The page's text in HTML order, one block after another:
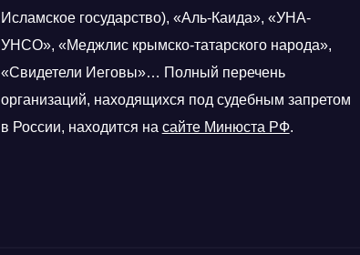
Исламское государство), «Аль-Каида», «УНА-
УНСО», «Меджлис крымско-татарского народа»,
«Свидетели Иеговы»… Полный перечень
организаций, находящихся под судебным запретом
в России, находится на сайте Минюста РФ.